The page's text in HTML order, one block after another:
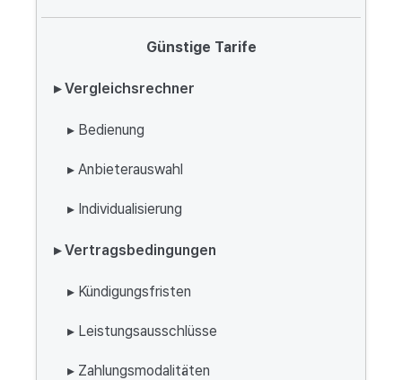
Günstige Tarife
▸ Vergleichsrechner
▸ Bedienung
▸ Anbieterauswahl
▸ Individualisierung
▸ Vertragsbedingungen
▸ Kündigungsfristen
▸ Leistungsausschlüsse
▸ Zahlungsmodalitäten